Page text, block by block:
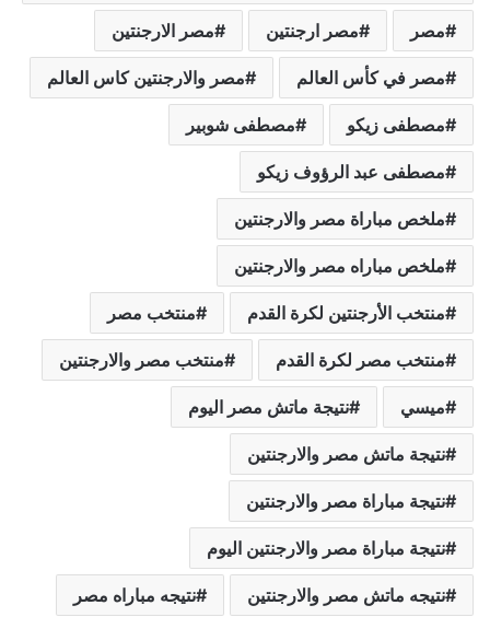
مصر مصر ارجنتين مصر الارجنتين
مصر في كأس العالم مصر والارجنتين كاس العالم
مصطفى زيكو مصطفى شوبير
مصطفى عبد الرؤوف زيكو
ملخص مباراة مصر والارجنتين
ملخص مباراه مصر والارجنتين
منتخب الأرجنتين لكرة القدم منتخب مصر
منتخب مصر لكرة القدم منتخب مصر والارجنتين
ميسي نتيجة ماتش مصر اليوم
نتيجة ماتش مصر والارجنتين
نتيجة مباراة مصر والارجنتين
نتيجة مباراة مصر والارجنتين اليوم
نتيجه ماتش مصر والارجنتين نتيجه مباراه مصر